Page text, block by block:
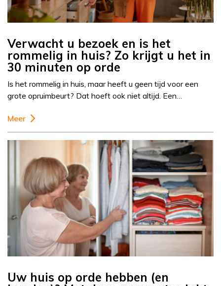
Verwacht u bezoek en is het
rommelig in huis? Zo krijgt u het in
30 minuten op orde
Is het rommelig in huis, maar heeft u geen tijd voor een
grote opruimbeurt? Dat hoeft ook niet altijd. Een…
Meer
Uw huis op orde hebben (en